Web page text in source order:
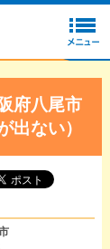
府八尾市
出ない）